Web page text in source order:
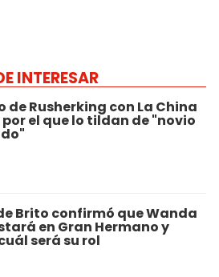
INTERESAR
de Rusherking con La China
por el que lo tildan de "novio
Brito confirmó que Wanda
en Gran Hermano y
será su rol